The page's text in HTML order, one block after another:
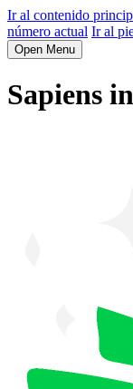
Ir al contenido
número actual Ir al
Open Menu
Sapiens